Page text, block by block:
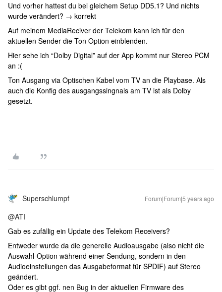
Und vorher hattest du bei gleichem Setup DD5.1? Und nichts
wurde verändert? → korrekt
Auf meinem MediaReciver der Telekom kann ich für den
aktuellen Sender die Ton Option einblenden.
Hier sehe ich “Dolby Digital” auf der App kommt nur Stereo PCM
an :(
Ton Ausgang via Optischen Kabel vom TV an die Playbase. Als
auch die Konfig des ausgangssingnals am TV ist als Dolby
gesetzt.
Superschlumpf Forum|Forum|5 years ago
@ATI
Gab es zufällig ein Update des Telekom Receivers?
Entweder wurde da die generelle Audioausgabe (also nicht die
Auswahl-Option während einer Sendung, sondern in den
Audioeinstellungen das Ausgabeformat für SPDIF) auf Stereo
geändert.
Oder es gibt ggf. nen Bug in der aktuellen Firmware des